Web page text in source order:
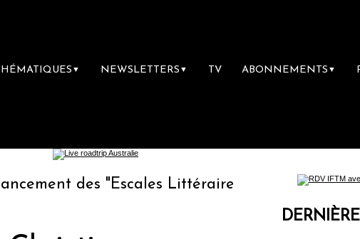
▼ NEWSLETTERS ▼ TV ABONNEMENTS ▼
des "Escales Littéraires", la première librairie du
DERNIÈRE